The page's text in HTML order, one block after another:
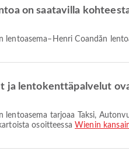
on saatavilla
lentoasema–Henri Coandăn
ja lentokenttäpalvelut
osoitteessa Wienin